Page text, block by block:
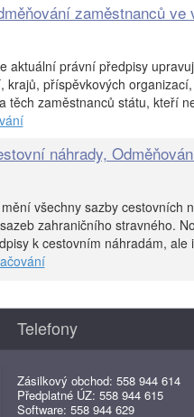
zaměstnanců
aktuální právní předpisy
krajů, příspěvkových
těch zaměstnanců státu, kteří
náhrady,
všechny sazby cestovních
zahraničního stravného.
k cestovním náhradám, ale
Telefony
Zásilkový obchod: 558 944 614
Předplatné ÚZ: 558 944 615
Software: 558 944 629